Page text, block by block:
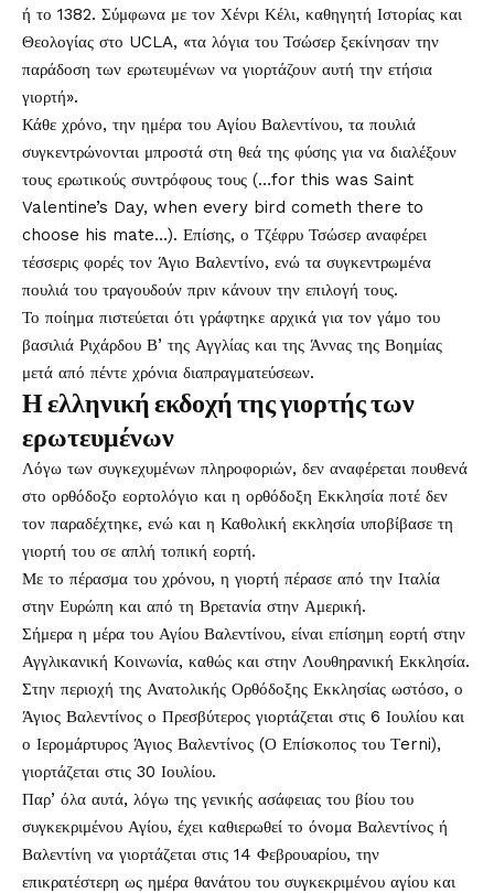
ή το 1382. Σύμφωνα με τον Χένρι Κέλι, καθηγητή Ιστορίας και
Θεολογίας στο UCLA, «τα λόγια του Τσώσερ ξεκίνησαν την
παράδοση των ερωτευμένων να γιορτάζουν αυτή την ετήσια
γιορτή».
Κάθε χρόνο, την ημέρα του Αγίου Βαλεντίνου, τα πουλιά
συγκεντρώνονται μπροστά στη θεά της φύσης για να διαλέξουν
τους ερωτικούς συντρόφους τους (…for this was Saint
Valentine’s Day, when every bird cometh there to
choose his mate…). Επίσης, ο Τζέφρυ Τσώσερ αναφέρει
τέσσερις φορές τον Άγιο Βαλεντίνο, ενώ τα συγκεντρωμένα
πουλιά του τραγουδούν πριν κάνουν την επιλογή τους.
Το ποίημα πιστεύεται ότι γράφτηκε αρχικά για τον γάμο του
βασιλιά Ριχάρδου Β’ της Αγγλίας και της Άννας της Βοημίας
μετά από πέντε χρόνια διαπραγματεύσεων.
Η ελληνική εκδοχή της γιορτής των
ερωτευμένων
Λόγω των συγκεχυμένων πληροφοριών, δεν αναφέρεται πουθενά
στο ορθόδοξο εορτολόγιο και η ορθόδοξη Εκκλησία ποτέ δεν
τον παραδέχτηκε, ενώ και η Καθολική εκκλησία υποβίβασε τη
γιορτή του σε απλή τοπική εορτή.
Με το πέρασμα του χρόνου, η γιορτή πέρασε από την Ιταλία
στην Ευρώπη και από τη Βρετανία στην Αμερική.
Σήμερα η μέρα του Αγίου Βαλεντίνου, είναι επίσημη εορτή στην
Αγγλικανική Κοινωνία, καθώς και στην Λουθηρανική Εκκλησία.
Στην περιοχή της Ανατολικής Ορθόδοξης Εκκλησίας ωστόσο, ο
Άγιος Βαλεντίνος ο Πρεσβύτερος γιορτάζεται στις 6 Ιουλίου και
ο Ιερομάρτυρος Άγιος Βαλεντίνος (Ο Επίσκοπος του Τerni),
γιορτάζεται στις 30 Ιουλίου.
Παρ’ όλα αυτά, λόγω της γενικής ασάφειας του βίου του
συγκεκριμένου Αγίου, έχει καθιερωθεί το όνομα Βαλεντίνος ή
Βαλεντίνη να γιορτάζεται στις 14 Φεβρουαρίου, την
επικρατέστερη ως ημέρα θανάτου του συγκεκριμένου αγίου και